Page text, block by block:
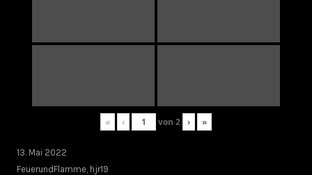
« ‹ von 2 › »
13. Mai 2022
FeuerundFlamme hjr19